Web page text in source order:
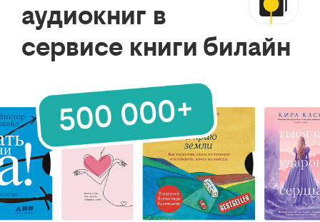
аудиокниг в
сервисе книги билайн